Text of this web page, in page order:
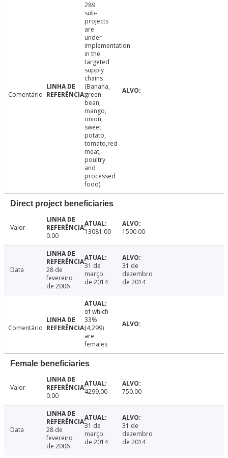
Comentário
289
sub-
projects
are
under
implementation
in the
targeted
supply
chains
(Banana,
green
bean,
mango,
onion,
sweet
potato,
tomato,red
meat,
poultry
and
processed
food).
Direct project beneficiaries
Valor
0.00
13081.00 1500.00
Data
28 de
fevereiro
de 2006
31 de
março
de 2014
31 de
dezembro
de 2014
Comentário
of which
33%
(4,299)
are
females
Female beneficiaries
Valor
0.00
4299.00 750.00
Data
28 de
fevereiro
de 2006
31 de
março
de 2014
31 de
dezembro
de 2014